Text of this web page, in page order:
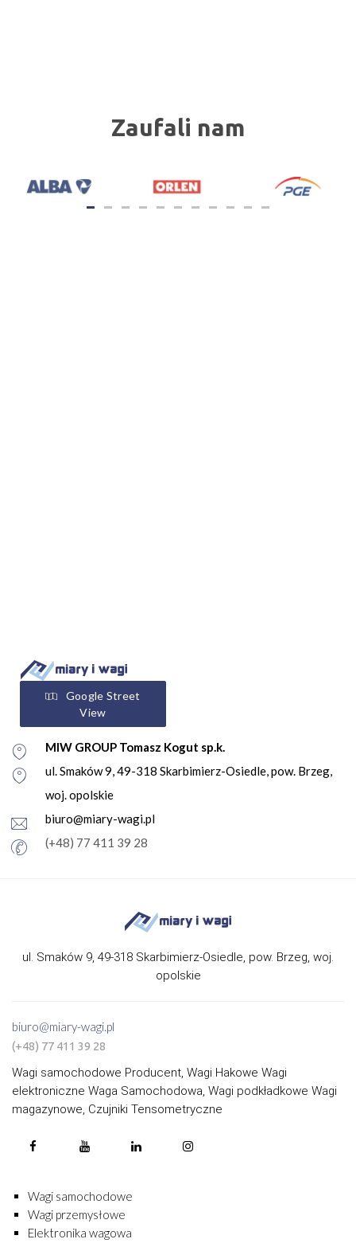
Zaufali nam
Google Street
View
MIW GROUP Tomasz Kogut sp.k.
ul. Smaków 9, 49-318 Skarbimierz-Osiedle, pow. Brzeg,
woj. opolskie
biuro@miary-wagi.pl
(+48) 77 411 39 28
ul. Smaków 9, 49-318 Skarbimierz-Osiedle, pow. Brzeg, woj.
opolskie
biuro@miary-wagi.pl
(+48) 77 411 39 28
Wagi samochodowe Producent, Wagi Hakowe Wagi
elektroniczne Waga Samochodowa, Wagi podkładkowe Wagi
magazynowe, Czujniki Tensometryczne
Wagi samochodowe
Wagi przemysłowe
Elektronika wagowa